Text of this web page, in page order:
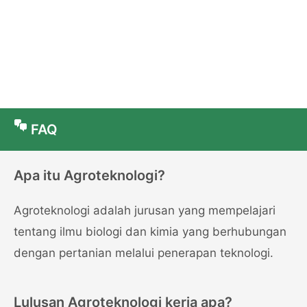
FAQ
Apa itu Agroteknologi?
Agroteknologi adalah jurusan yang mempelajari
tentang ilmu biologi dan kimia yang berhubungan
dengan pertanian melalui penerapan teknologi.
Lulusan Agroteknologi kerja apa?